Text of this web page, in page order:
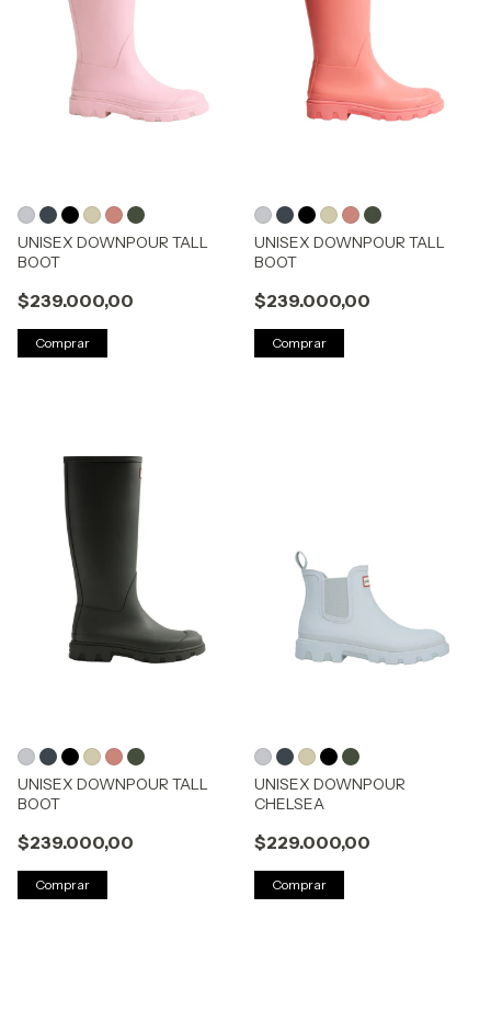
UNISEX DOWNPOUR TALL
BOOT
$239.000,00
Comprar
UNISEX DOWNPOUR TALL
BOOT
$239.000,00
Comprar
UNISEX DOWNPOUR TALL
BOOT
$239.000,00
Comprar
UNISEX DOWNPOUR
CHELSEA
$229.000,00
Comprar